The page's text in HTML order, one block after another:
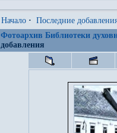
Начало · Последние
Фотоархив Библиотеки
добавления